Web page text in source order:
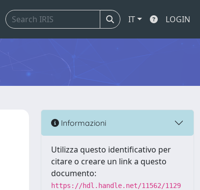
IT LOGIN
Informazioni
Utilizza questo identificativo per
citare o creare un link a questo
documento:
https://hdl.handle.net/11562/1129